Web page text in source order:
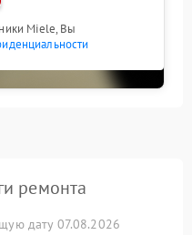
Miele, Вы
ремонта
дату 07.08.2026